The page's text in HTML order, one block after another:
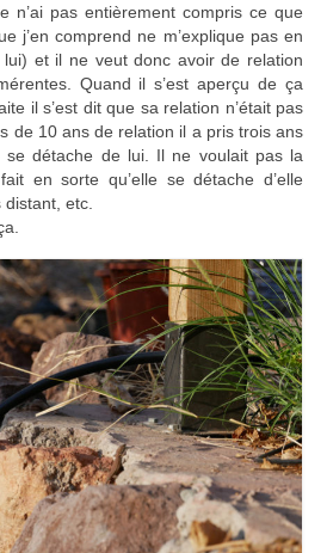
n’ai pas entièrement compris ce que
j’en comprend ne m’explique pas en
et il ne veut donc avoir de relation
Quand il s’est aperçu de ça
il s’est dit que sa relation n’était pas
de 10 ans de relation il a pris trois ans
se détache de lui. Il ne voulait pas la
en sorte qu’elle se détache d’elle
distant, etc.